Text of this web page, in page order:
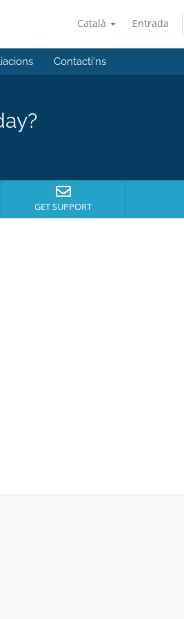
Català Entrada
Contacti'ns
GET SUPPORT